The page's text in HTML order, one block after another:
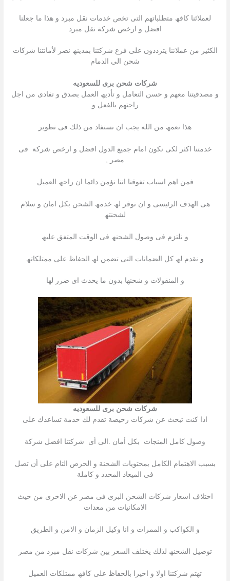
لعملائنا كافھ متطلباتھم التى تخص خدمات نقل مبرد و ھذا ما جعلنا
افضل و ارخص شركة نقل مبرد
الكثیر من عملائنا یترددون على فرع شركتنا بمدینھ نصر لأمانتنا شركات
شحن الى الدمام
شركات شحن برى للسعوديه
و مصدقیتنا معھم و حسن التعامل و تأدیھ العمل بصدق و تفادى من اجل
راحتھم بالفعل و
ھذا نعمھ من الله یجب ان نستفاد من ذلك فى تطویر
خدمتنا اكثر لكى نكون امام جمیع الدول افضل و ارخص شركة فى
مصر ,
فمن اھم اسباب تفوقنا اننا نؤمن دائما ان راحھ العمیل
ھى الھدف الرئیسى و ان نوفر لھ خدمھ الشحن بكل امان و سلام
لشحنتھ
و نلتزم فى وصول الشحنھ فى الوقت المتفق علیھ
و نقدم لھ كل الضمانات التى تضمن لھ الحفاظ على ممتلكاتھ
و المنقولات و شحنھا بدون ما یحدث اى ضرر لھا
شركات شحن برى للسعوديه
اذا كنت تبحث عن شركات رخیصة تقدم لك خدمة تساعدك على
وصول كامل المنجات بكل أمان .الى أى شركتنا افضل شركة
بسبب الاھتمام الكامل بمحتویات الشحنة و الحرص التام على أن تصل
فى المیعاد المحدد و كاملة
اختلاف اسعار شركات الشحن البرى فى مصر عن الاخرى من حیث
الامكانیات من معدات
و الكواكب و الممرات و انا وكيل الزمان و الامن و الطريق
توصیل الشحنھ لذلك یختلف السعر بین شركات نقل مبرد من مصر
تھتم شركتنا اولا و اخیرا بالحفاظ على كافھ ممتلكات العمیل